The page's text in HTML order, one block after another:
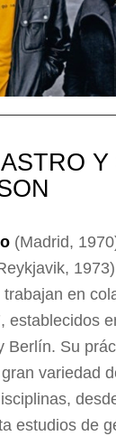
Y
(Madrid,
en
establecidos
Berlín. Su
variedad
estudios de